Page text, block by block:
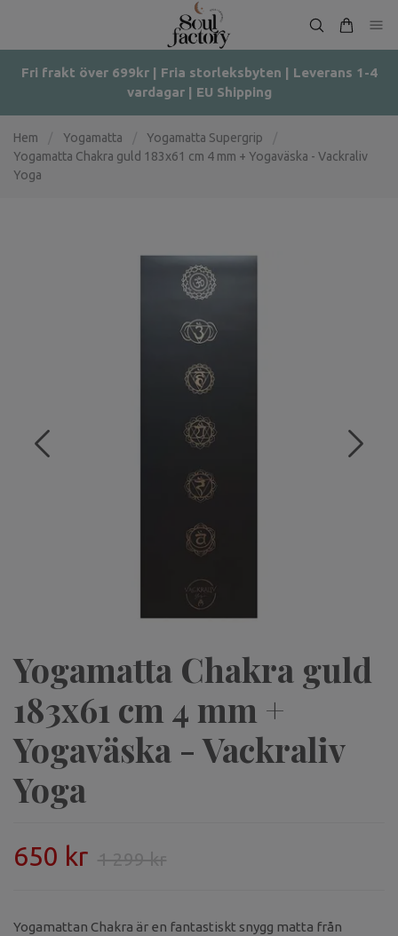
Fri frakt över 699kr | Fria storleksbyten | Leverans 1-4
vardagar | EU Shipping
Hem Yogamatta Yogamatta Supergrip
Yogamatta Chakra guld 183x61 cm 4 mm + Yogaväska - Vackraliv
Yoga
Yogamatta Chakra guld
183x61 cm 4 mm +
Yogaväska - Vackraliv
Yoga
650 kr 1 299 kr
Yogamattan Chakra är en fantastiskt snygg matta från